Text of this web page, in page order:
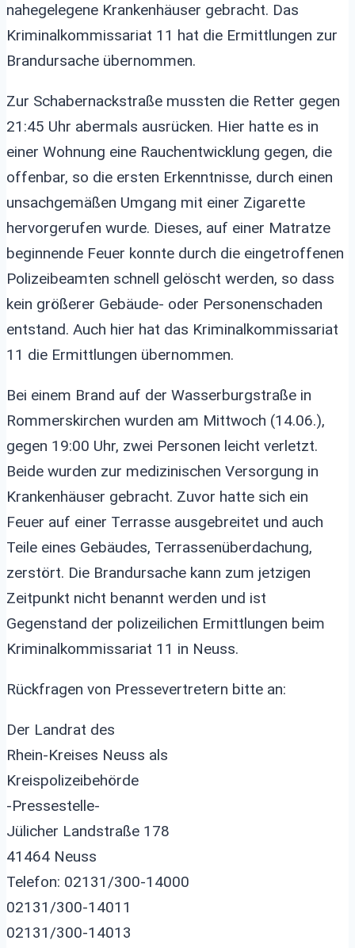
nahegelegene Krankenhäuser gebracht. Das
Kriminalkommissariat 11 hat die Ermittlungen zur
Brandursache übernommen.
Zur Schabernackstraße mussten die Retter gegen
21:45 Uhr abermals ausrücken. Hier hatte es in
einer Wohnung eine Rauchentwicklung gegen, die
offenbar, so die ersten Erkenntnisse, durch einen
unsachgemäßen Umgang mit einer Zigarette
hervorgerufen wurde. Dieses, auf einer Matratze
beginnende Feuer konnte durch die eingetroffenen
Polizeibeamten schnell gelöscht werden, so dass
kein größerer Gebäude- oder Personenschaden
entstand. Auch hier hat das Kriminalkommissariat
11 die Ermittlungen übernommen.
Bei einem Brand auf der Wasserburgstraße in
Rommerskirchen wurden am Mittwoch (14.06.),
gegen 19:00 Uhr, zwei Personen leicht verletzt.
Beide wurden zur medizinischen Versorgung in
Krankenhäuser gebracht. Zuvor hatte sich ein
Feuer auf einer Terrasse ausgebreitet und auch
Teile eines Gebäudes, Terrassenüberdachung,
zerstört. Die Brandursache kann zum jetzigen
Zeitpunkt nicht benannt werden und ist
Gegenstand der polizeilichen Ermittlungen beim
Kriminalkommissariat 11 in Neuss.
Rückfragen von Pressevertretern bitte an:
Der Landrat des
Rhein-Kreises Neuss als
Kreispolizeibehörde
-Pressestelle-
Jülicher Landstraße 178
41464 Neuss
Telefon: 02131/300-14000
02131/300-14011
02131/300-14013